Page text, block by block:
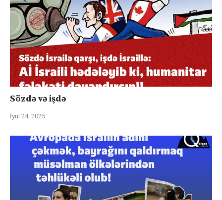
Sözdə və işdə
İyul 24, 2025